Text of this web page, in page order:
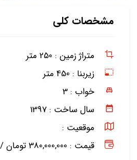
مشخصات کلی
متراژ زمین : 250 متر
زیربنا : 450 متر
خواب : 3
سال ساخت : 1397
موقعیت :
قیمت : 380,000,000 تومان /